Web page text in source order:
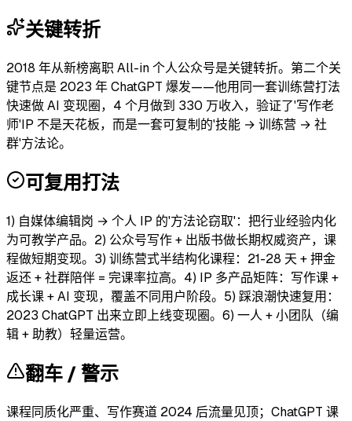
关键转折
2018 年从新榜离职 All-in 个人公众号是关键转折。第二个关
键节点是 2023 年 ChatGPT 爆发——他用同一套训练营打法
快速做 AI 变现圈，4 个月做到 330 万收入，验证了'写作老
师'IP 不是天花板，而是一套可复制的'技能 → 训练营 → 社
群'方法论。
可复用打法
1) 自媒体编辑岗 → 个人 IP 的'方法论窃取'：把行业经验内化
为可教学产品。2) 公众号写作 + 出版书做长期权威资产，课
程做短期变现。3) 训练营式半结构化课程：21-28 天 + 押金
返还 + 社群陪伴 = 完课率拉高。4) IP 多产品矩阵：写作课 +
成长课 + AI 变现，覆盖不同用户阶段。5) 踩浪潮快速复用：
2023 ChatGPT 出来立即上线变现圈。6) 一人 + 小团队（编
辑 + 助教）轻量运营。
翻车 / 警示
课程同质化严重、写作赛道 2024 后流量见顶；ChatGPT 课